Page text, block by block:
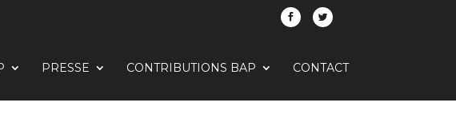
PRESSE CONTRIBUTIONS BAP CONTACT